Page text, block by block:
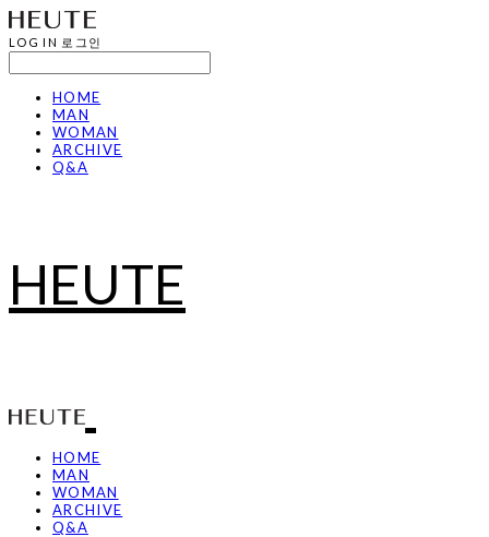
LOG IN 로그인
HOME
MAN
WOMAN
ARCHIVE
Q&A
HEUTE
HOME
MAN
WOMAN
ARCHIVE
Q&A